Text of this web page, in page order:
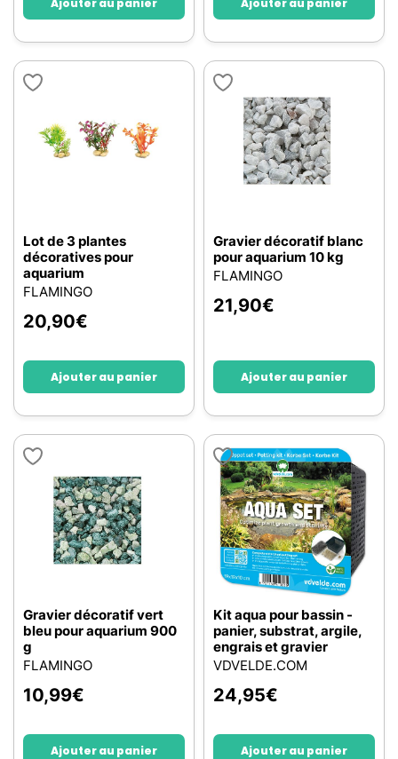
Ajouter au panier Ajouter au panier
Lot de 3 plantes
décoratives pour
aquarium
FLAMINGO
20,90€
Ajouter au panier
Gravier décoratif blanc
pour aquarium 10 kg
FLAMINGO
21,90€
Ajouter au panier
Gravier décoratif vert
bleu pour aquarium 900
g
FLAMINGO
10,99€
Ajouter au panier
Kit aqua pour bassin -
panier, substrat, argile,
engrais et gravier
VDVELDE.COM
24,95€
Ajouter au panier